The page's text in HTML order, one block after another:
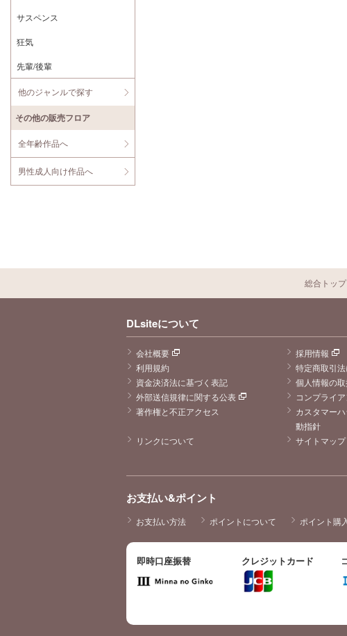
サスペンス
狂気
先輩/後輩
他のジャンルで探す
その他の販売フロア
全年齢作品へ
男性成人向け作品へ
総合トップ
DLsiteについて
会社概要
採用情報
利用規約
特定商取引
資金決済法に基づく表記
個人情報の
外部送信規律に関する公表
コンプライ
著作権と不正アクセス
カスタマー
動指針
リンクについて
サイトマップ
お支払い&ポイント
お支払い方法 ポイントについて ポイント購
即時口座振替 クレジットカード